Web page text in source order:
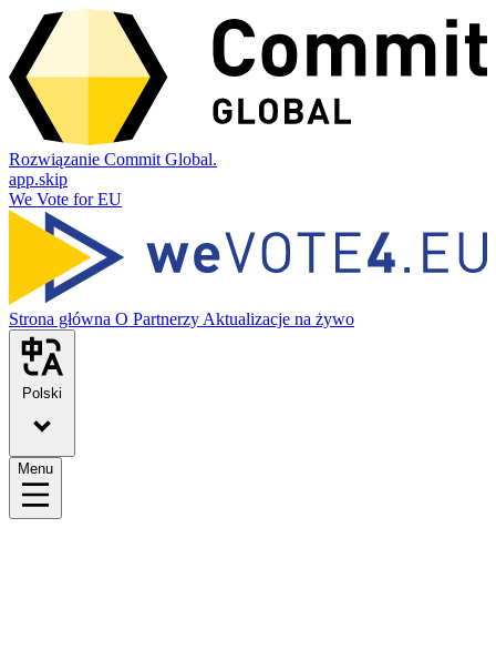
Rozwiązanie Commit Global.
app.skip
We Vote for EU
Strona główna O Partnerzy Aktualizacje na żywo
Polski
Menu